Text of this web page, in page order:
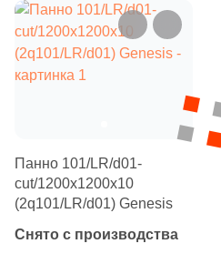
Шестиугольная
Материал
Керамическая
Из керамогранита
Панно 101/LR/d01-
cut/1200x1200x10
(2q101/LR/d01) Genesis
Снято с производства